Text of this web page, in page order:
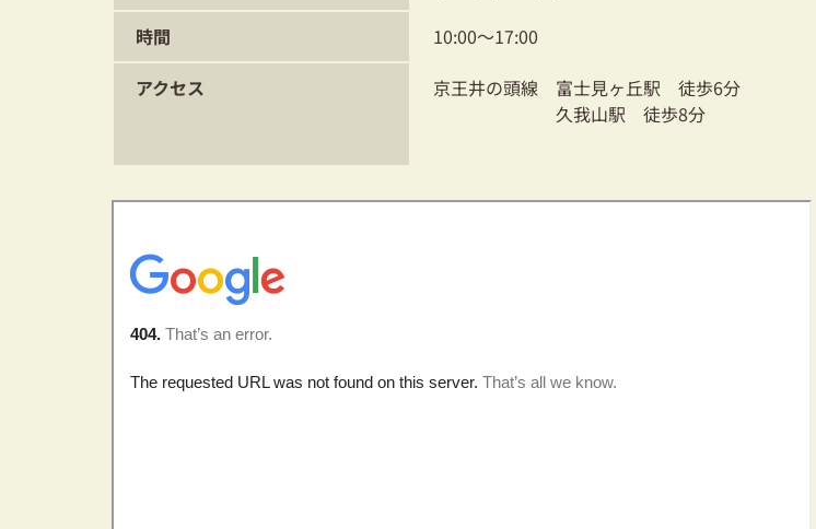
時間
10:00～17:00
アクセス
京王井の頭線 富士見ヶ丘駅 徒歩6分
久我山駅 徒歩8分